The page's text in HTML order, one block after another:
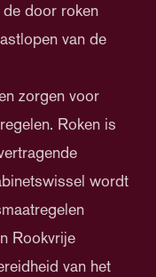
door roken
van de
zorgen voor
Roken is
wordt
Rookvrije
van het